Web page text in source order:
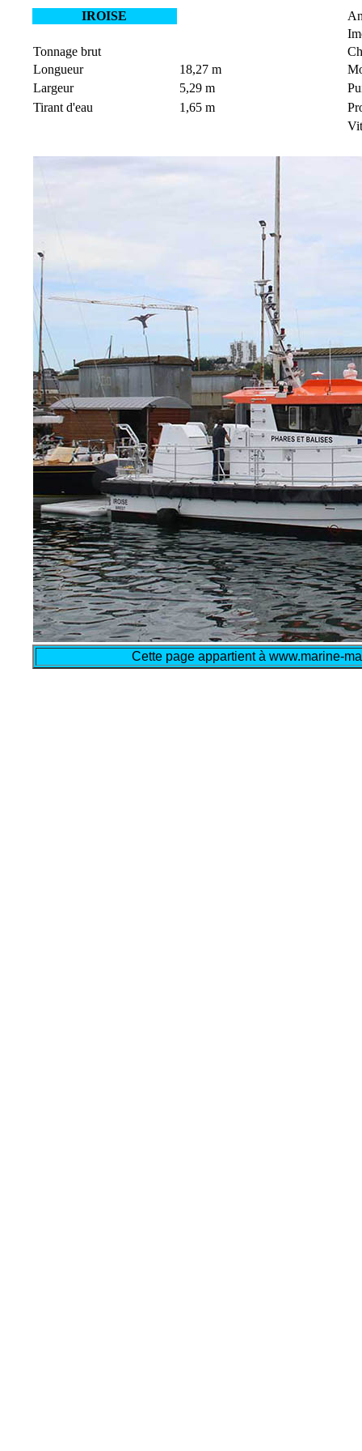
IROISE
Tonnage brut
Longueur
18,27 m
Largeur
5,29 m
Tirant d'eau
1,65 m
Cette page appartient à www.marine-